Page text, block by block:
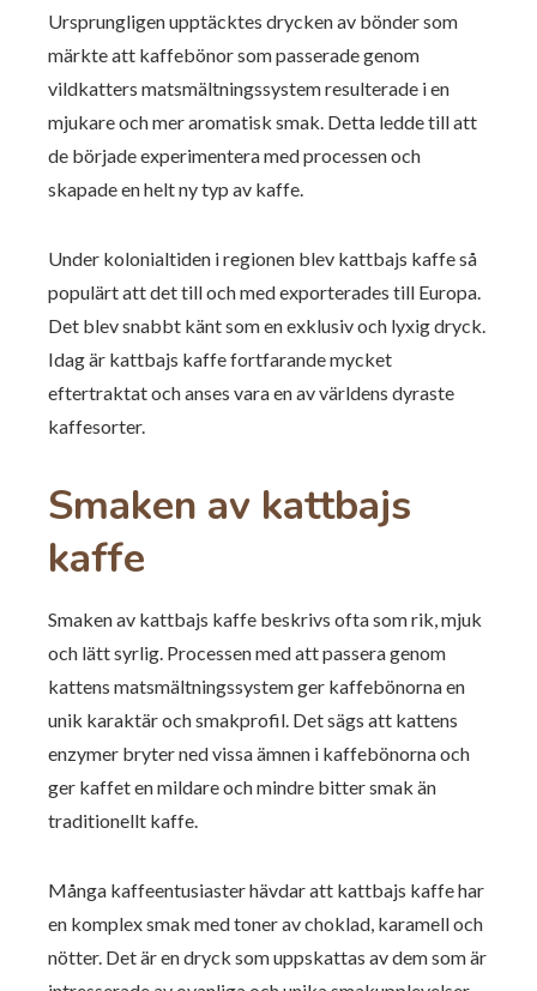
Ursprungligen upptäcktes drycken av bönder som
märkte att kaffebönor som passerade genom
vildkatters matsmältningssystem resulterade i en
mjukare och mer aromatisk smak. Detta ledde till att
de började experimentera med processen och
skapade en helt ny typ av kaffe.
Under kolonialtiden i regionen blev kattbajs kaffe så
populärt att det till och med exporterades till Europa.
Det blev snabbt känt som en exklusiv och lyxig dryck.
Idag är kattbajs kaffe fortfarande mycket
eftertraktat och anses vara en av världens dyraste
kaffesorter.
Smaken av kattbajs
kaffe
Smaken av kattbajs kaffe beskrivs ofta som rik, mjuk
och lätt syrlig. Processen med att passera genom
kattens matsmältningssystem ger kaffebönorna en
unik karaktär och smakprofil. Det sägs att kattens
enzymer bryter ned vissa ämnen i kaffebönorna och
ger kaffet en mildare och mindre bitter smak än
traditionellt kaffe.
Många kaffeentusiaster hävdar att kattbajs kaffe har
en komplex smak med toner av choklad, karamell och
nötter. Det är en dryck som uppskattas av dem som är